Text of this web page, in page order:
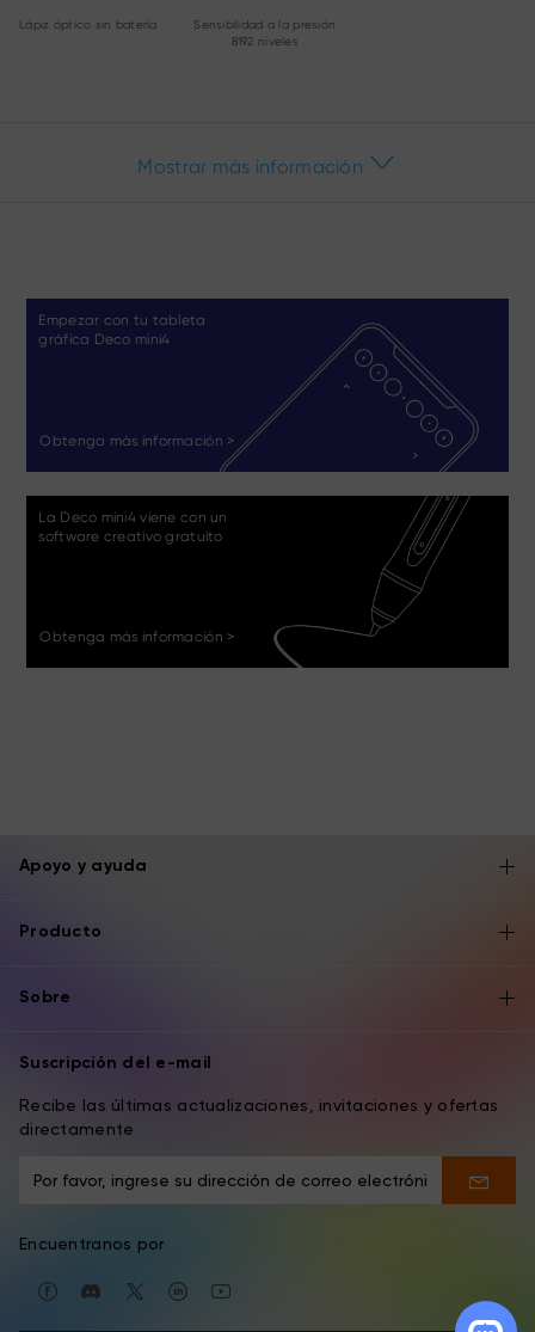
Lápiz óptico sin batería
Sensibilidad a la presión
8192 niveles
Mostrar más información
Empezar con tu tableta
gráfica Deco mini4
Obtenga más información >
La Deco mini4 viene con un
software creativo gratuito
Obtenga más información >
Apoyo y ayuda
Producto
Sobre
Suscripción del e-mail
Recibe las últimas actualizaciones, invitaciones y ofertas
directamente
Encuentranos por